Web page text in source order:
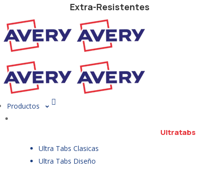
Extra-Resistentes
Productos
Ultratabs
Ultra Tabs Clasicas
Ultra Tabs Diseño